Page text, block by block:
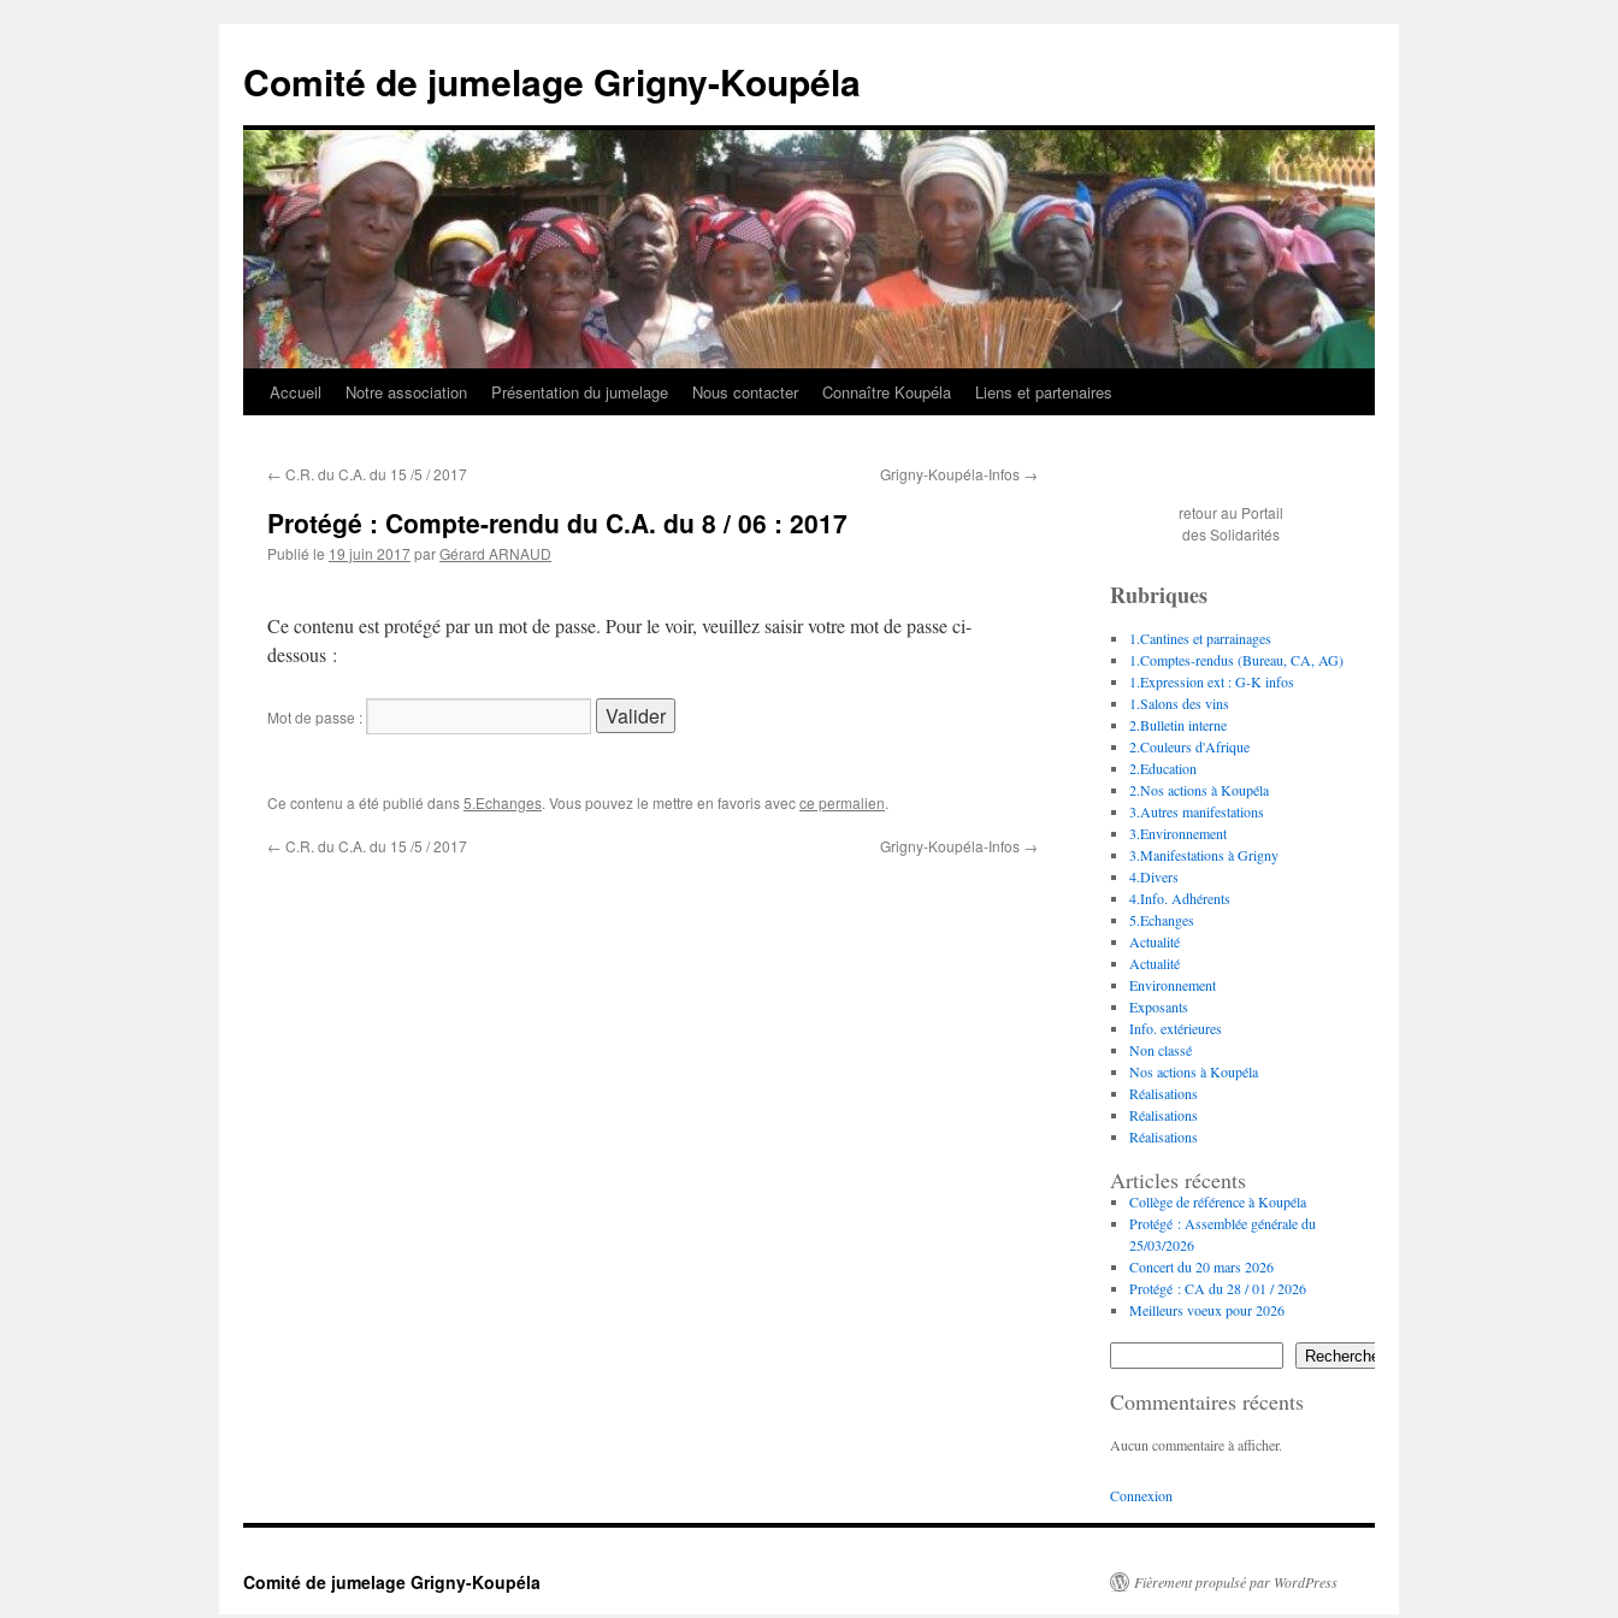
Comité de jumelage Grigny-Koupéla
Aller
contenu
Accueil Notre association Présentation du jumelage Nous contacter Connaître Koupéla Liens et partenaires
← C.R. du C.A. du 15 /5 / 2017 Grigny-Koupéla-Infos →
Protégé : Compte-rendu du C.A. du 8 / 06 : 2017
Publié le 19 juin 2017parGérard ARNAUD
Ce contenu est protégé par un mot de passe. Pour le voir, veuillez saisir votre mot de passe ci-
dessous :
Mot de passe :
Ce contenu a été publié dans5.Echanges. Vous pouvez le mettre en favoris avecce permalien.
← C.R. du C.A. du 15 /5 / 2017 Grigny-Koupéla-Infos →
retour au Portail
des Solidarités
Rubriques
1.Cantines et parrainages
1.Comptes-rendus (Bureau, CA, AG)
1.Expression ext : G-K infos
1.Salons des vins
2.Bulletin interne
2.Couleurs d'Afrique
2.Education
2.Nos actions à Koupéla
3.Autres manifestations
3.Environnement
3.Manifestations à Grigny
4.Divers
4.Info. Adhérents
5.Echanges
Actualité
Actualité
Environnement
Exposants
Info. extérieures
Non classé
Nos actions à Koupéla
Réalisations
Réalisations
Réalisations
Articles récents
Collège de référence à Koupéla
Protégé : Assemblée générale du
25/03/2026
Concert du 20 mars 2026
Protégé : CA du 28 / 01 / 2026
Meilleurs voeux pour 2026
Rechercher
Commentaires récents
Aucun commentaire à afficher.
Connexion
Comité de jumelage Grigny-Koupéla Fièrement propulsé par WordPress